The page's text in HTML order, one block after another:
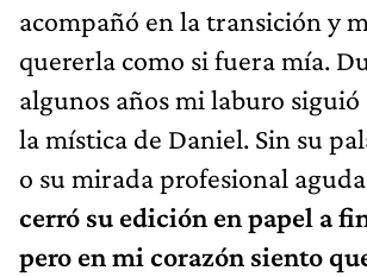
acompañó en la transición y
quererla como si fuera mía.
algunos años mi laburo siguió
la mística de Daniel. Sin su
o su mirada profesional
cerró su edición en papel a
pero en mi corazón siento